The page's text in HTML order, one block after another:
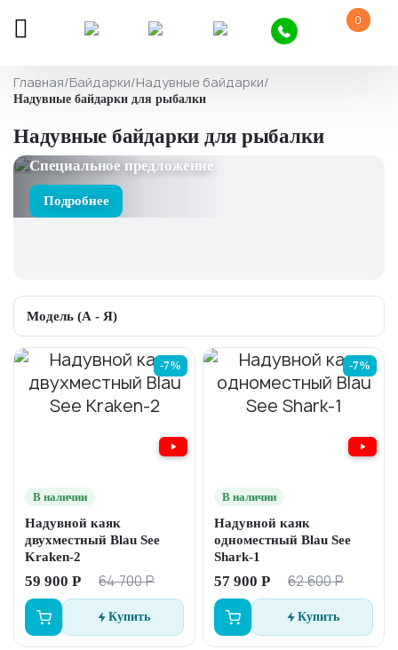
0
Главная/Байдарки/Надувные байдарки/
Надувные байдарки для рыбалки
Надувные байдарки для рыбалки
Специальное предложение
Подробнее
-7%
В наличии
Надувной каяк
двухместный Blau See
Kraken-2
59 900 Р 64 700 Р
Купить
-7%
В наличии
Надувной каяк
одноместный Blau See
Shark-1
57 900 Р 62 600 Р
Купить